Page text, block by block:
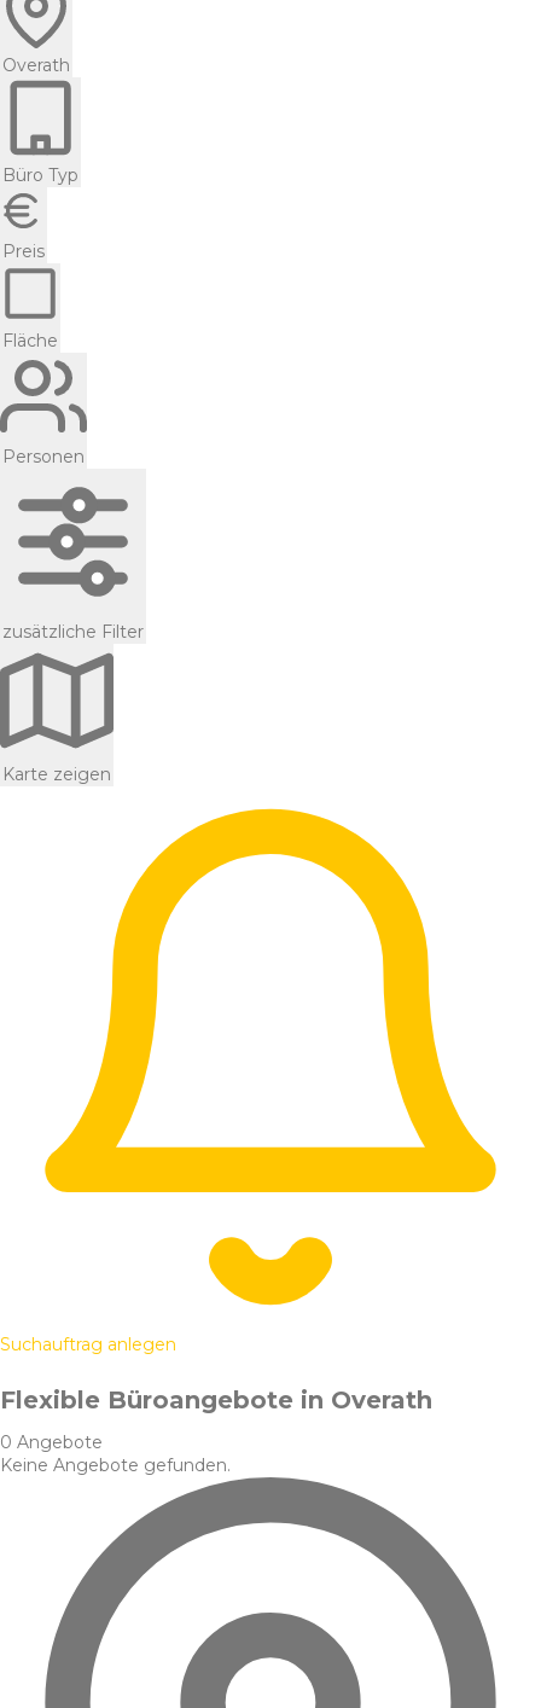
Overath
Büro Typ
Preis
Fläche
Personen
zusätzliche Filter
Karte zeigen
Suchauftrag anlegen
Flexible Büroangebote in Overath
0 Angebote
Keine Angebote gefunden.